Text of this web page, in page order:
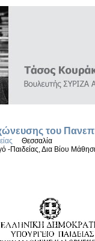
του
Θεσσαλία
-Παιδείας, Δια Βίου